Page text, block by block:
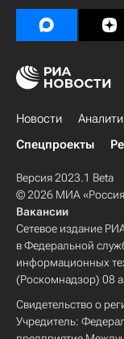
Новости
Спецпроекты
Версия 2023.1 Beta
© 2026 МИА «Россия
Вакансии
Сетевое издание
в Федеральной
информационных
(Роскомнадзор) 08
Свидетельство о
Учредитель: